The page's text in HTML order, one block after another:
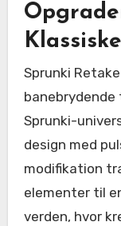
Sprunki Retake Neo Version Mod er en
Sprunki-
design med
modifikation
elementer til
verden, hvor